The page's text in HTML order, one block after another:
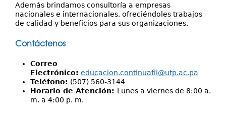
Además brindamos consultoría a empresas
nacionales e internacionales, ofreciéndoles trabajos
de calidad y beneficios para sus organizaciones.
Contáctenos
Correo
Electrónico: educacion.continuafii@utp.ac.pa
Teléfono: (507) 560-3144
Horario de Atención: Lunes a viernes de 8:00 a.
m. a 4:00 p. m.